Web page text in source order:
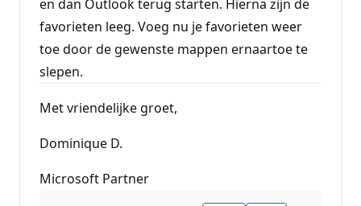
en dan Outlook terug starten. Hierna zijn de
favorieten leeg. Voeg nu je favorieten weer
toe door de gewenste mappen ernaartoe te
slepen.
Met vriendelijke groet,
Dominique D.
Microsoft Partner